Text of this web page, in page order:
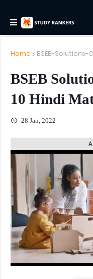
Home BSEB-Solutions-
BSEB
10 Hindi
28 Jan, 2022